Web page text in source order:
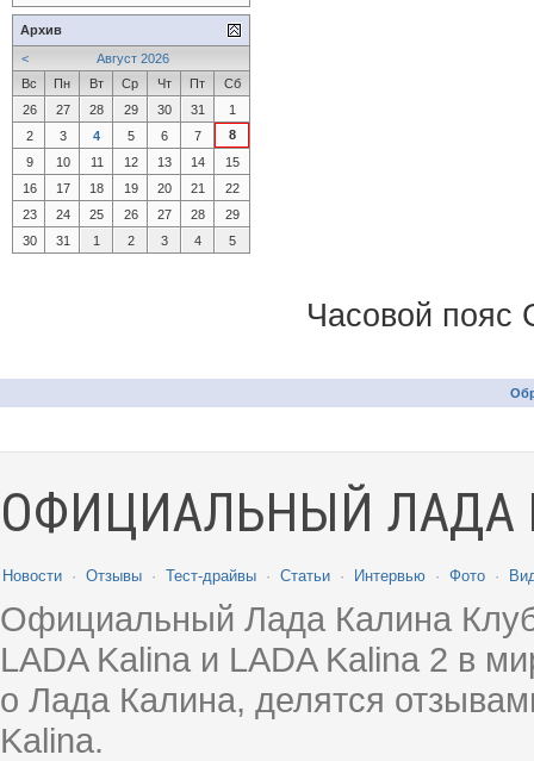
Архив
<
Август 2026
Вс
Пн Вт Ср Чт Пт
Сб
26
27 28 29 30 31
1
2
3 4 5 6 7
8
9
10 11 12 13 14
15
16
17 18 19 20 21
22
23
24 25 26 27 28
29
30
31 1 2 3 4 5
Часовой пояс
ОФИЦИАЛЬНЫЙ ЛАДА
Новости · Отзывы · Тест-драйвы · Статьи · Интервью · Фото ·
Официальный Лада Калина
LADA Kalina и LADA Kalina 2 в
о Лада Калина, делятся
Kalina.